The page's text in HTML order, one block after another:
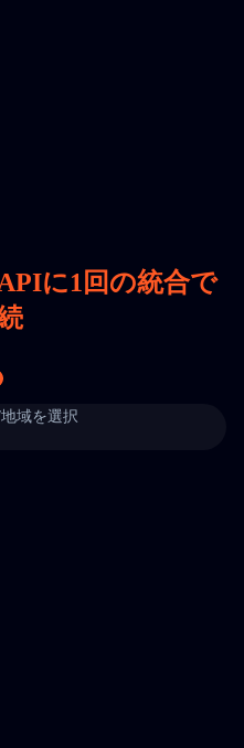
に1回の統合で
地域を選択